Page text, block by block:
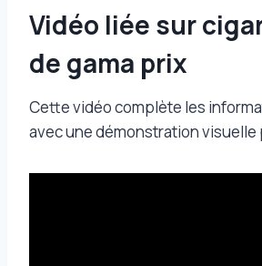
Vidéo liée sur
de gama prix
Cette vidéo complète les
avec une démonstration visuelle